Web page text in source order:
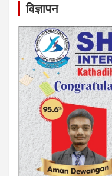
विज्ञापन